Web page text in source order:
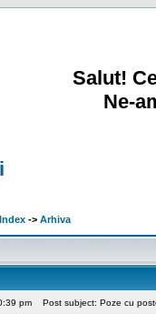
Salut!
Ne-
-> Arhiva
pm Post subject: Poze cu